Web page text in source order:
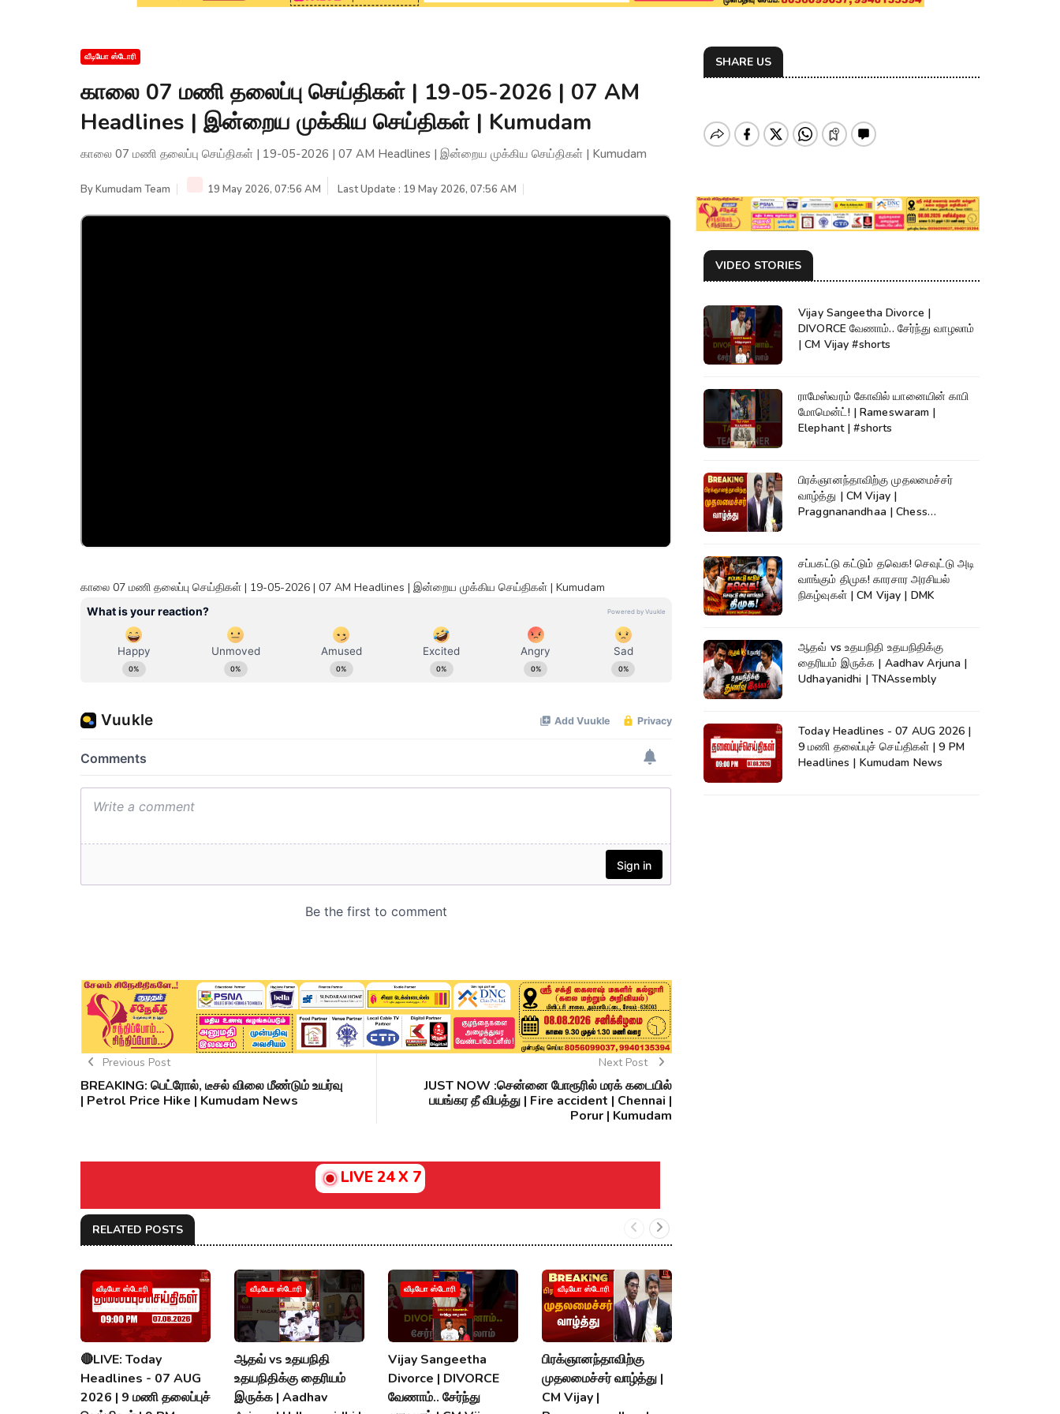
வீடியோ ஸ்டோரி
காலை 07 மணி தலைப்பு செய்திகள் | 19-05-2026 | 07 AM
Headlines | இன்றைய முக்கிய செய்திகள் | Kumudam
காலை 07 மணி தலைப்பு செய்திகள் | 19-05-2026 | 07 AM Headlines | இன்றைய முக்கிய செய்திகள் | Kumudam
ByKumudam Team 19 May 2026, 07:56 AM Last Update : 19 May 2026, 07:56 AM
காலை 07 மணி தலைப்பு செய்திகள் | 19-05-2026 | 07 AM Headlines | இன்றைய முக்கிய செய்திகள் | Kumudam
Previous Post
BREAKING: பெட்ரோல், டீசல் விலை மீண்டும் உயர்வு
| Petrol Price Hike | Kumudam News
Next Post
JUST NOW :சென்னை போரூரில் மரக் கடையில்
பயங்கர தீ விபத்து | Fire accident | Chennai |
Porur | Kumudam
LIVE 24 X 7
RELATED POSTS
வீடியோ ஸ்டோரி
🔴LIVE: Today
Headlines - 07 AUG
2026 | 9 மணி தலைப்புச்
வீடியோ ஸ்டோரி
ஆதவ் vs உதயநிதி
உதயநிதிக்கு தைரியம்
இருக்க | Aadhav
வீடியோ ஸ்டோரி
Vijay Sangeetha
Divorce | DIVORCE
வேணாம்.. சேர்ந்து
வீடியோ ஸ்டோரி
பிரக்ஞானந்தாவிற்கு
முதலமைச்சர் வாழ்த்து |
CM Vijay |
SHARE US
VIDEO STORIES
Vijay Sangeetha Divorce |
DIVORCE வேணாம்.. சேர்ந்து வாழலாம்
| CM Vijay #shorts
ராமேஸ்வரம் கோவில் யானையின் காபி
மோமென்ட்! | Rameswaram |
Elephant | #shorts
பிரக்ஞானந்தாவிற்கு முதலமைச்சர்
வாழ்த்து | CM Vijay |
Praggnanandhaa | Chess
சப்பகட்டு கட்டும் தவெக! செவுட்டு அடி
வாங்கும் திமுக! காரசார அரசியல்
நிகழ்வுகள் | CM Vijay | DMK
ஆதவ் vs உதயநிதி உதயநிதிக்கு
தைரியம் இருக்க | Aadhav Arjuna |
Udhayanidhi | TNAssembly
Today Headlines - 07 AUG 2026 |
9 மணி தலைப்புச் செய்திகள் | 9 PM
Headlines | Kumudam News